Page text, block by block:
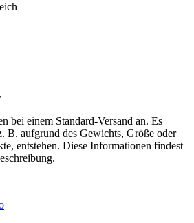
bei einem Standard-Versand an. Es
B. aufgrund des Gewichts, Größe oder
entstehen. Diese Informationen findest